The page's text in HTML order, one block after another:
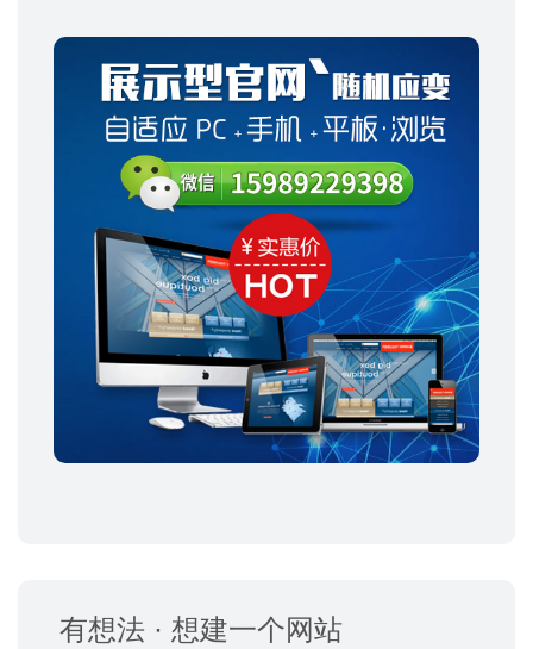
有想法 · 想建一个网站